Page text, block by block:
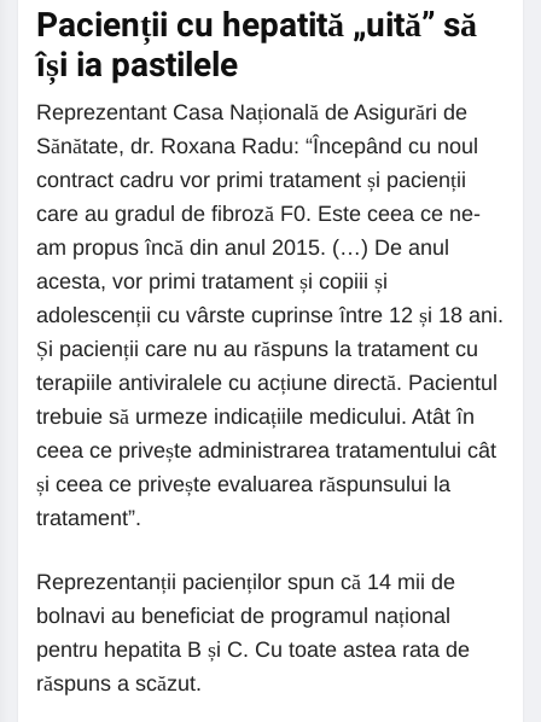
Pacienții cu hepatită „uită” să
își ia pastilele
Reprezentant Casa Națională de Asigurări de
Sănătate, dr. Roxana Radu: “Începând cu noul
contract cadru vor primi tratament și pacienții
care au gradul de fibroză F0. Este ceea ce ne-
am propus încă din anul 2015. (…) De anul
acesta, vor primi tratament și copiii și
adolescenții cu vârste cuprinse între 12 și 18 ani.
Și pacienții care nu au răspuns la tratament cu
terapiile antiviralele cu acțiune directă. Pacientul
trebuie să urmeze indicațiile medicului. Atât în
ceea ce privește administrarea tratamentului cât
și ceea ce privește evaluarea răspunsului la
tratament”.
Reprezentanții pacienților spun că 14 mii de
bolnavi au beneficiat de programul național
pentru hepatita B și C. Cu toate astea rata de
răspuns a scăzut.